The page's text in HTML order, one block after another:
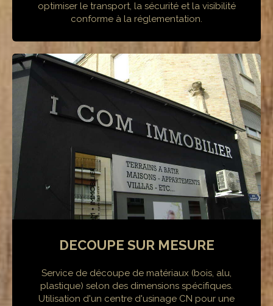
optimiser le transport, la sécurité et la visibilité
conforme à la réglementation.
DECOUPE SUR MESURE
Service de découpe de matériaux (bois, alu,
plastique) selon des dimensions spécifiques.
Utilisation d'un centre d'usinage CN pour une